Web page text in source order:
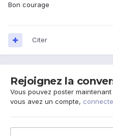
Bon courage
Citer
Rejoignez la
Vous pouvez poster
vous avez un compte,